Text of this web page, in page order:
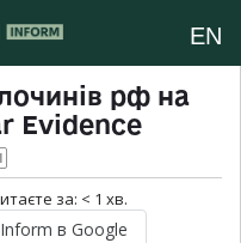
EN
рф на
Evidence
за: < 1 хв.
в Google